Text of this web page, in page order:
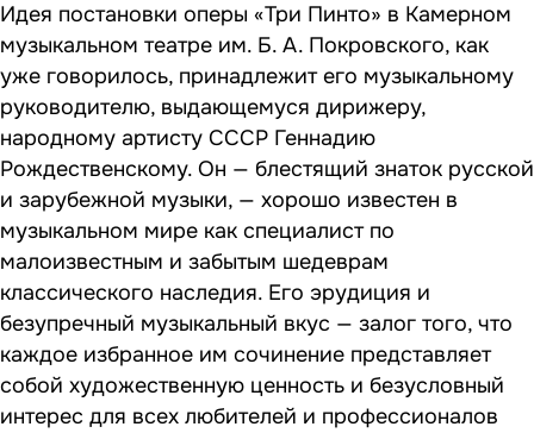
Идея постановки оперы «Три Пинто» в Камерном
музыкальном театре им. Б. А. Покровского, как
уже говорилось, принадлежит его музыкальному
руководителю, выдающемуся дирижеру,
народному артисту СССР Геннадию
Рождественскому. Он — блестящий знаток русской
и зарубежной музыки, — хорошо известен в
музыкальном мире как специалист по
малоизвестным и забытым шедеврам
классического наследия. Его эрудиция и
безупречный музыкальный вкус — залог того, что
каждое избранное им сочинение представляет
собой художественную ценность и безусловный
интерес для всех любителей и профессионалов